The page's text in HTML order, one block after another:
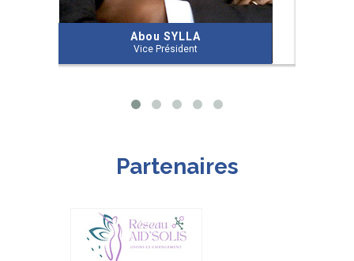
Abou SYLLA
Vice Président
Partenaires